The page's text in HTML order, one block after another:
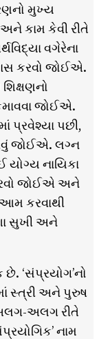
મુખ્ય
કામ કેવી રીતે
વગેરેના
કરવો જોઈએ.
જોઈએ.
પ્રવેશ્યા પછી,
જોઈએ. લગ્ન
યોગ્ય નાયિકા
જોઈએ અને
કરવાથી
સુખી અને
‘સંપ્રયોગ’નો
સ્ત્રી અને પુરુષ
અલગ રીતે
નામ